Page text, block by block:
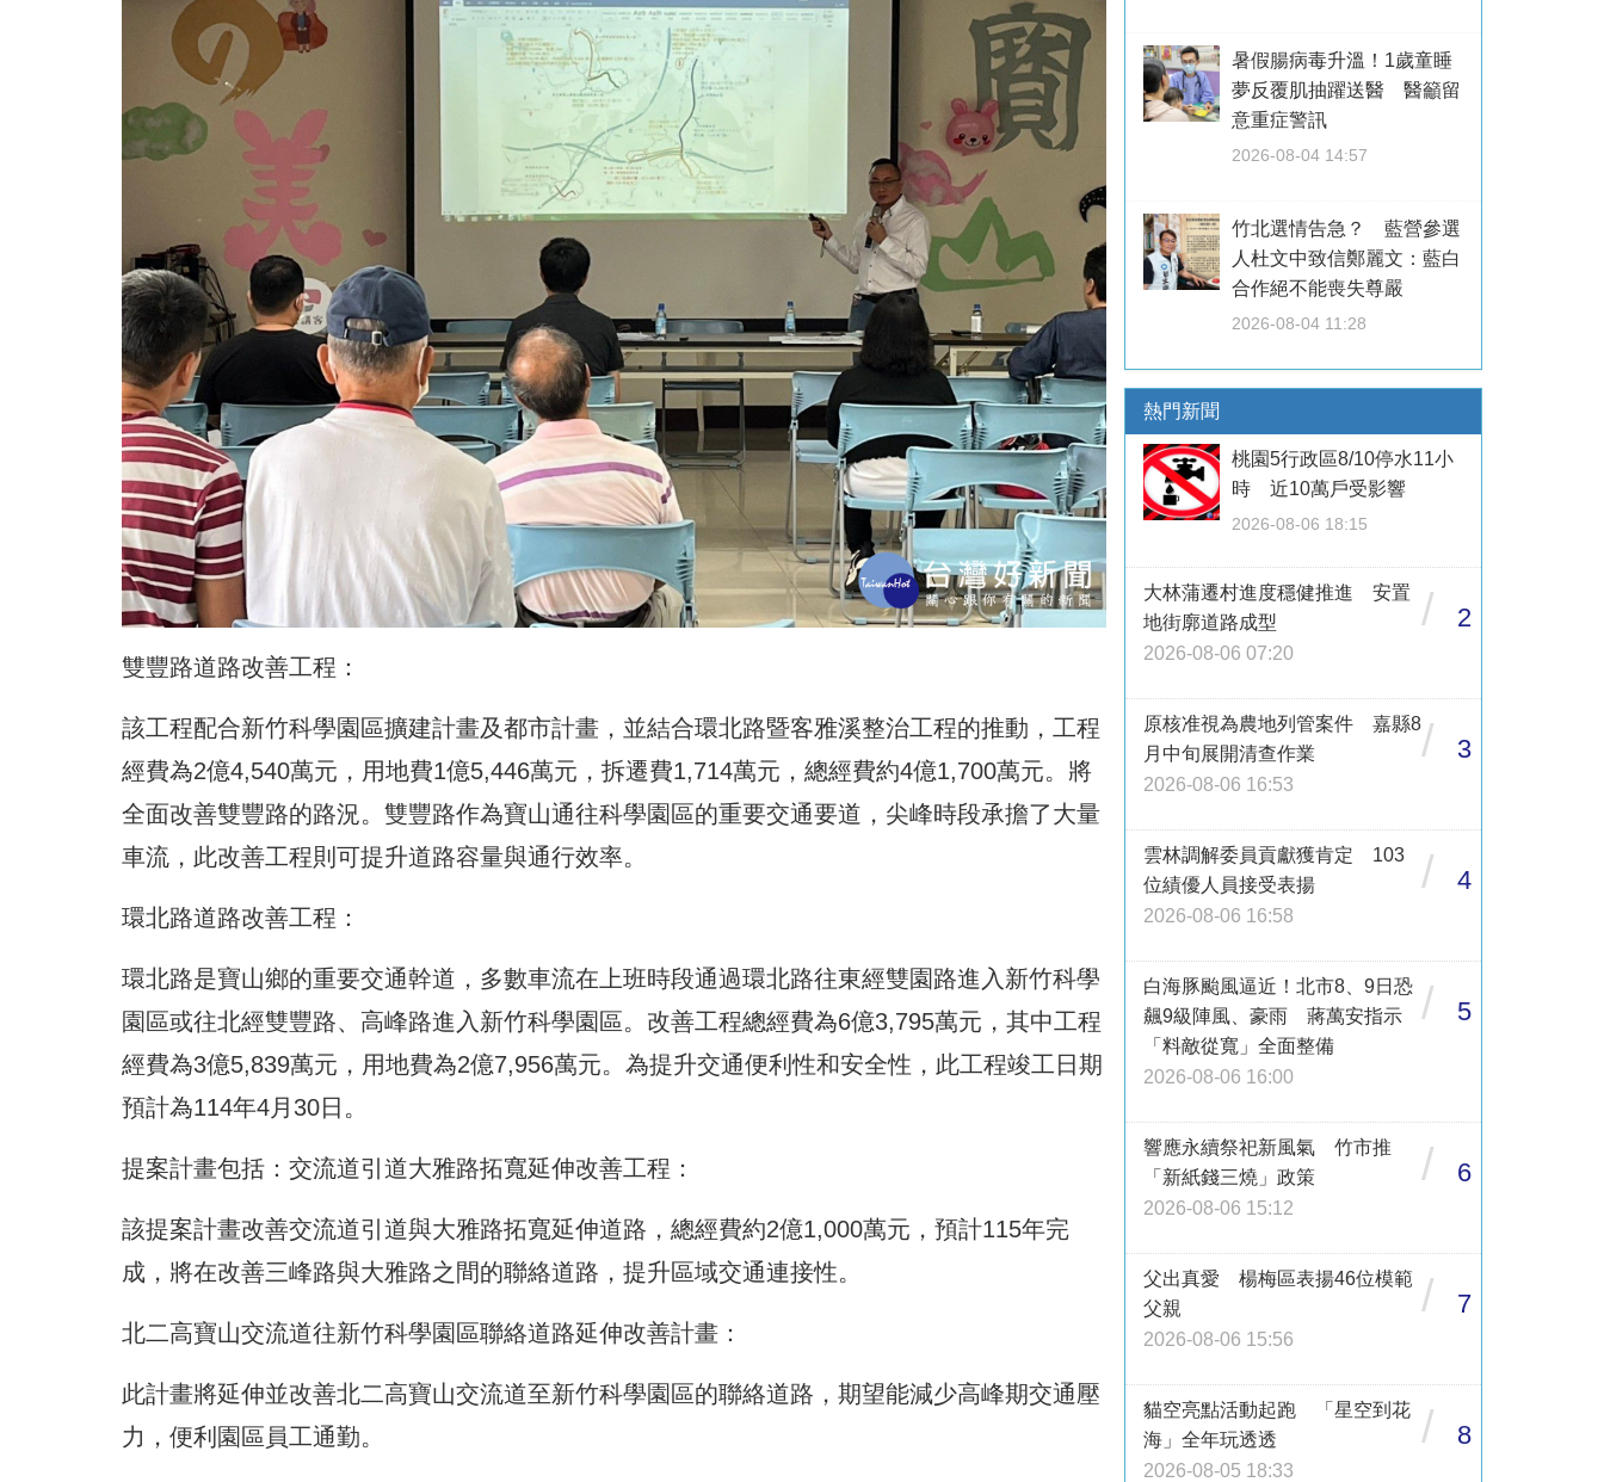
雙豐路道路改善工程：
該工程配合新竹科學園區擴建計畫及都市計畫，並結合環北路暨客雅溪整治工程的推動，工程
經費為2億4,540萬元，用地費1億5,446萬元，拆遷費1,714萬元，總經費約4億1,700萬元。將
全面改善雙豐路的路況。雙豐路作為寶山通往科學園區的重要交通要道，尖峰時段承擔了大量
車流，此改善工程則可提升道路容量與通行效率。
環北路道路改善工程：
環北路是寶山鄉的重要交通幹道，多數車流在上班時段通過環北路往東經雙園路進入新竹科學
園區或往北經雙豐路、高峰路進入新竹科學園區。改善工程總經費為6億3,795萬元，其中工程
經費為3億5,839萬元，用地費為2億7,956萬元。為提升交通便利性和安全性，此工程竣工日期
預計為114年4月30日。
提案計畫包括：交流道引道大雅路拓寬延伸改善工程：
該提案計畫改善交流道引道與大雅路拓寬延伸道路，總經費約2億1,000萬元，預計115年完
成，將在改善三峰路與大雅路之間的聯絡道路，提升區域交通連接性。
北二高寶山交流道往新竹科學園區聯絡道路延伸改善計畫：
此計畫將延伸並改善北二高寶山交流道至新竹科學園區的聯絡道路，期望能減少高峰期交通壓
力，便利園區員工通勤。
暑假腸病毒升溫！1歲童睡
夢反覆肌抽躍送醫 醫籲留
意重症警訊
2026-08-04 14:57
竹北選情告急？ 藍營參選
人杜文中致信鄭麗文：藍白
合作絕不能喪失尊嚴
2026-08-04 11:28
熱門新聞
桃園5行政區8/10停水11小
時 近10萬戶受影響
2026-08-06 18:15
大林蒲遷村進度穩健推進 安置
地街廓道路成型
2026-08-06 07:20
/ 2
原核准視為農地列管案件 嘉縣8
月中旬展開清查作業
2026-08-06 16:53
/ 3
雲林調解委員貢獻獲肯定 103
位績優人員接受表揚
2026-08-06 16:58
/ 4
白海豚颱風逼近！北市8、9日恐
飆9級陣風、豪雨 蔣萬安指示
「料敵從寬」全面整備
2026-08-06 16:00
/ 5
響應永續祭祀新風氣 竹市推
「新紙錢三燒」政策
2026-08-06 15:12
/ 6
父出真愛 楊梅區表揚46位模範
父親
2026-08-06 15:56
/ 7
貓空亮點活動起跑 「星空到花
海」全年玩透透
2026-08-05 18:33
/ 8